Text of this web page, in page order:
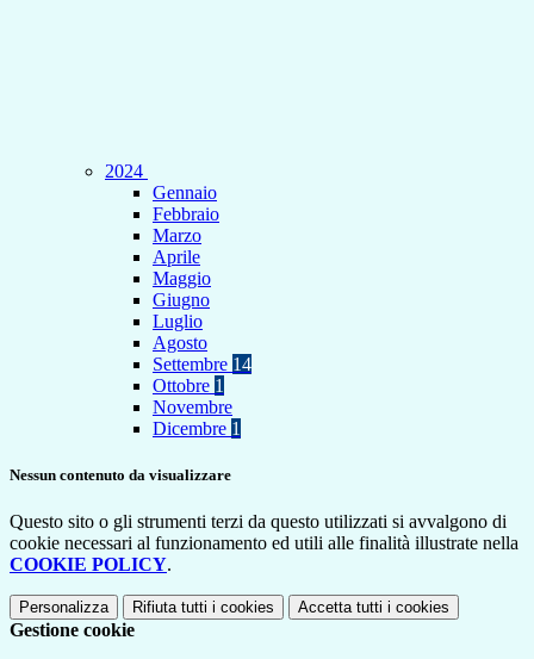
2024
Gennaio
Febbraio
Marzo
Aprile
Maggio
Giugno
Luglio
Agosto
Settembre 14
Ottobre 1
Novembre
Dicembre 1
Nessun contenuto da visualizzare
Questo sito o gli strumenti terzi da questo utilizzati si avvalgono di
cookie necessari al funzionamento ed utili alle finalità illustrate nella
COOKIE POLICY.
Personalizza Rifiuta tutti i cookies Accetta tutti i cookies
Gestione cookie